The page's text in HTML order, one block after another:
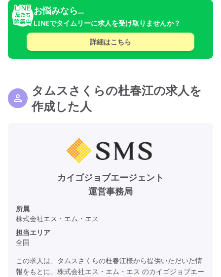
お悩みなら...
LINEでタイムリーに求人を受け取りませんか？
詳細はこちら
タムスさくらの杜春江の求人を
作成した人
カイゴジョブエージェント
運営事務局
所属
株式会社エス・エム・エス
担当エリア
全国
この求人は、タムスさくらの杜春江様から提供いただいた情
報をもとに、株式会社エス・エム・エス のカイゴジョブエー